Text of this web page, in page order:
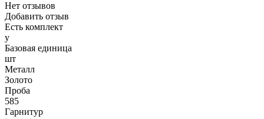
Нет отзывов
Добавить отзыв
Есть комплект
y
Базовая единица
шт
Металл
Золото
Проба
585
Гарнитур